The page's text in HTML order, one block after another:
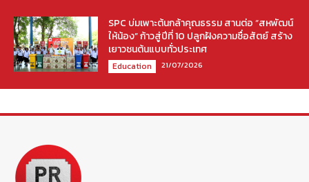
SPC บ่มเพาะต้นกล้าคุณธรรม สานต่อ “สหพัฒน์
ให้น้อง” ก้าวสู่ปีที่ 10 ปลูกฝังความซื่อสัตย์ สร้าง
เยาวชนต้นแบบทั่วประเทศ
Education 21/07/2026